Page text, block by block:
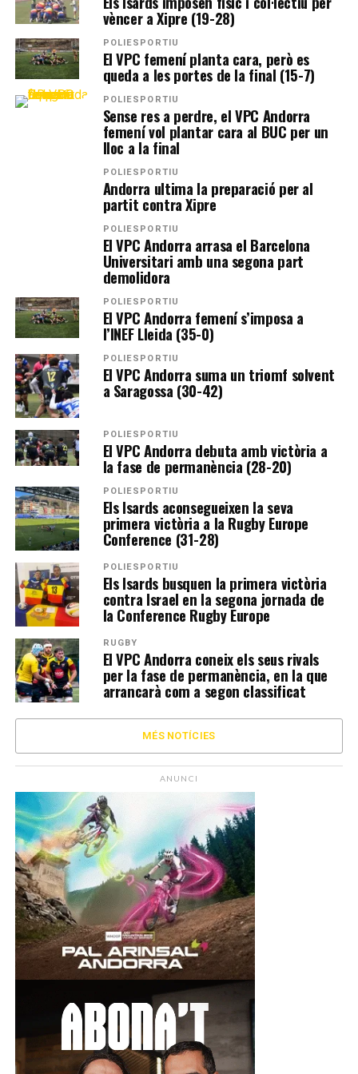
vèncer a Xipre (19-28)
POLIESPORTIU
El VPC femení planta cara, però es
queda a les portes de la final (15-7)
POLIESPORTIU
Sense res a perdre, el VPC Andorra
femení vol plantar cara al BUC per un
lloc a la final
POLIESPORTIU
Andorra ultima la preparació per al
partit contra Xipre
POLIESPORTIU
El VPC Andorra arrasa el Barcelona
Universitari amb una segona part
demolidora
POLIESPORTIU
El VPC Andorra femení s’imposa a
l’INEF Lleida (35-0)
POLIESPORTIU
El VPC Andorra suma un triomf solvent
a Saragossa (30-42)
POLIESPORTIU
El VPC Andorra debuta amb victòria a
la fase de permanència (28-20)
POLIESPORTIU
Els Isards aconsegueixen la seva
primera victòria a la Rugby Europe
Conference (31-28)
POLIESPORTIU
Els Isards busquen la primera victòria
contra Israel en la segona jornada de
la Conference Rugby Europe
RUGBY
El VPC Andorra coneix els seus rivals
per la fase de permanència, en la que
arrancarà com a segon classificat
MÉS NOTÍCIES
ANUNCI